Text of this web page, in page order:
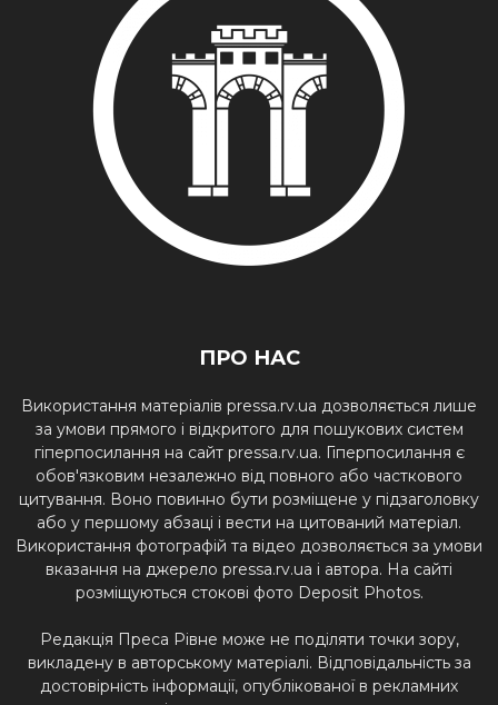
ПРО НАС
Використання матеріалів pressa.rv.ua дозволяється лише
за умови прямого і відкритого для пошукових систем
гіперпосилання на сайт pressa.rv.ua. Гіперпосилання є
обов'язковим незалежно від повного або часткового
цитування. Воно повинно бути розміщене у підзаголовку
або у першому абзаці і вести на цитований матеріал.
Використання фотографій та відео дозволяється за умови
вказання на джерело pressa.rv.ua і автора. На сайті
розміщуються стокові фото Deposit Photos.
Редакція Преса Рівне може не поділяти точки зору,
викладену в авторському матеріалі. Відповідальність за
достовірність інформації, опублікованої в рекламних